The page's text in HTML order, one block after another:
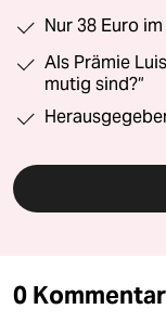
Nur 38 Euro
Als Prämie
mutig sind?“
0